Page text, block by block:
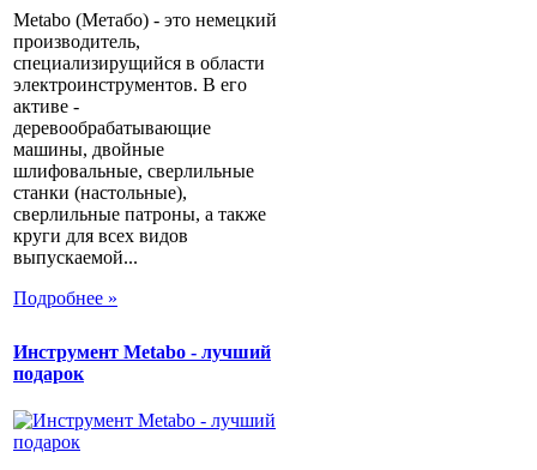
Metabo (Метабо) - это немецкий
производитель,
специализирущийся в области
электроинструментов. В его
активе -
деревообрабатывающие
машины, двойные
шлифовальные, сверлильные
станки (настольные),
сверлильные патроны, а также
круги для всех видов
выпускаемой...
Подробнее »
Инструмент Metabo - лучший
подарок